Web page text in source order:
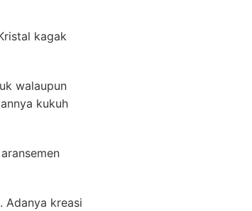
kagak
walaupun
kukuh
Adanya kreasi